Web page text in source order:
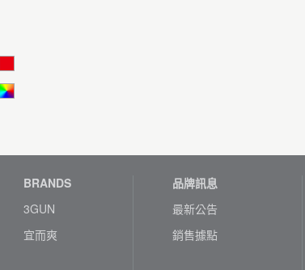
BRANDS
3GUN
宜而爽
品牌訊息
最新公告
銷售據點